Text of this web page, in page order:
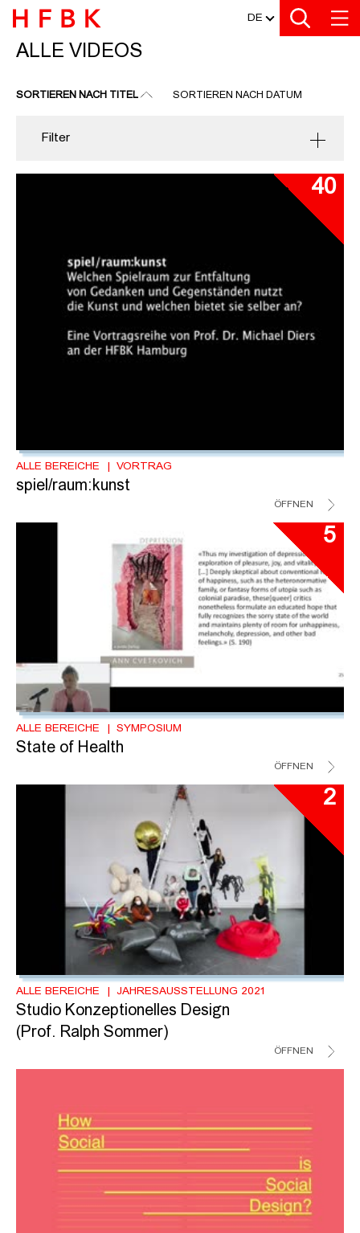
Zu den Filtern
Zur Metanavigation
Zur Hauptnavigation
Zur Suche
Zum Inhalt
Zum Seitenfuss DE
ALLE VIDEOS
ALLE VIDEOS
SORTIEREN NACH TITEL SORTIEREN NACH DATUM
Filter
40
ALLE BEREICHE VORTRAG
spiel/raum:kunst
ÖFFNEN
5
ALLE BEREICHE SYMPOSIUM
State of Health
ÖFFNEN
2
ALLE BEREICHE JAHRESAUSSTELLUNG 2021
Studio Konzeptionelles Design
(Prof. Ralph Sommer)
ÖFFNEN